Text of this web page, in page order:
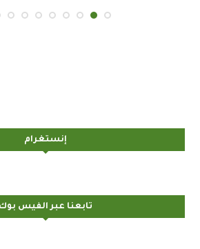
إنستغرام
تابعنا عبر الفيس بوك